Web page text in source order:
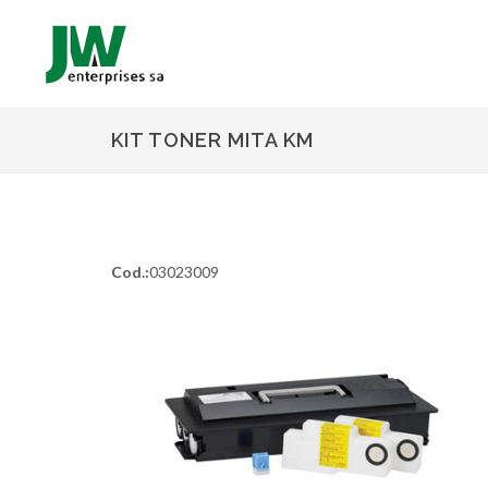
KIT TONER MITA KM
Cod.:03023009